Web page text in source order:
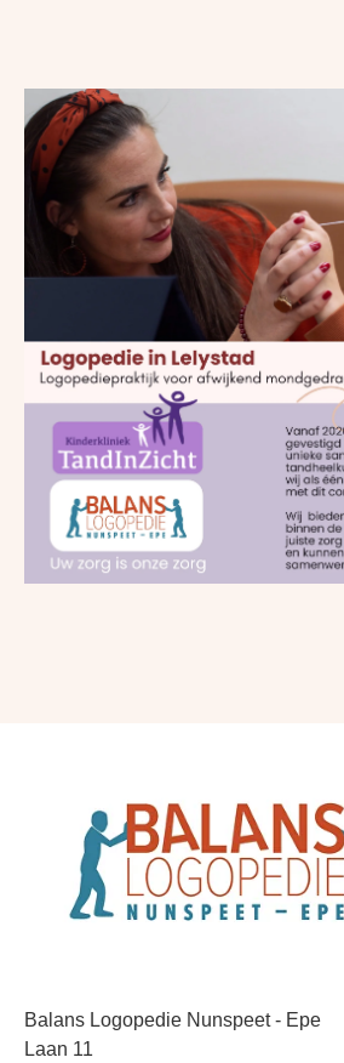
Balans Logopedie Nunspeet - Epe
Laan 11